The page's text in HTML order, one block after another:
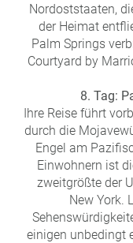
Nordoststaaten,
der Heimat
Palm Springs
Courtyard by
8. Tag:
Ihre Reise führt
durch die
Engel am
Einwohnern ist
zweitgrößte der
New York.
einigen unbedingt